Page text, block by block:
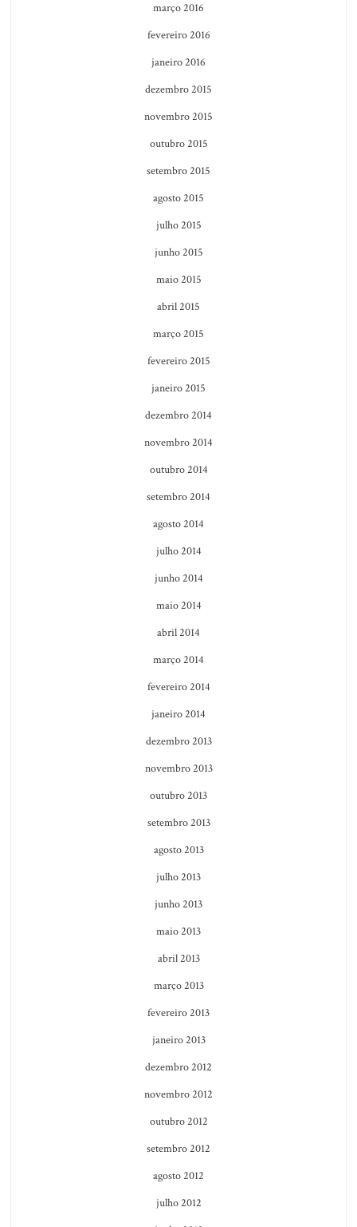
março 2016
fevereiro 2016
janeiro 2016
dezembro 2015
novembro 2015
outubro 2015
setembro 2015
agosto 2015
julho 2015
junho 2015
maio 2015
abril 2015
março 2015
fevereiro 2015
janeiro 2015
dezembro 2014
novembro 2014
outubro 2014
setembro 2014
agosto 2014
julho 2014
junho 2014
maio 2014
abril 2014
março 2014
fevereiro 2014
janeiro 2014
dezembro 2013
novembro 2013
outubro 2013
setembro 2013
agosto 2013
julho 2013
junho 2013
maio 2013
abril 2013
março 2013
fevereiro 2013
janeiro 2013
dezembro 2012
novembro 2012
outubro 2012
setembro 2012
agosto 2012
julho 2012